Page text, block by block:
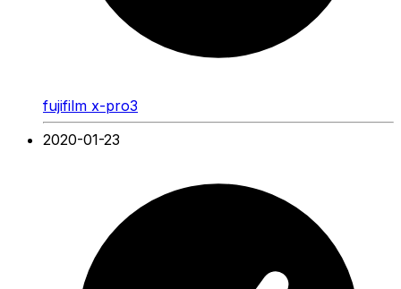
fujifilm x-pro3
2020-01-23